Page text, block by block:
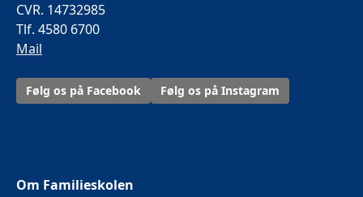
CVR. 14732985
Tlf. 4580 6700
Mail
Følg os på Facebook Følg os på Instagram
Om Familieskolen